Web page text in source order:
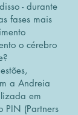
- durante
fases mais
o cérebro
a Andreia
em
PIN (Partners